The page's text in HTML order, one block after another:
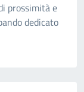
prossimità e
dedicato